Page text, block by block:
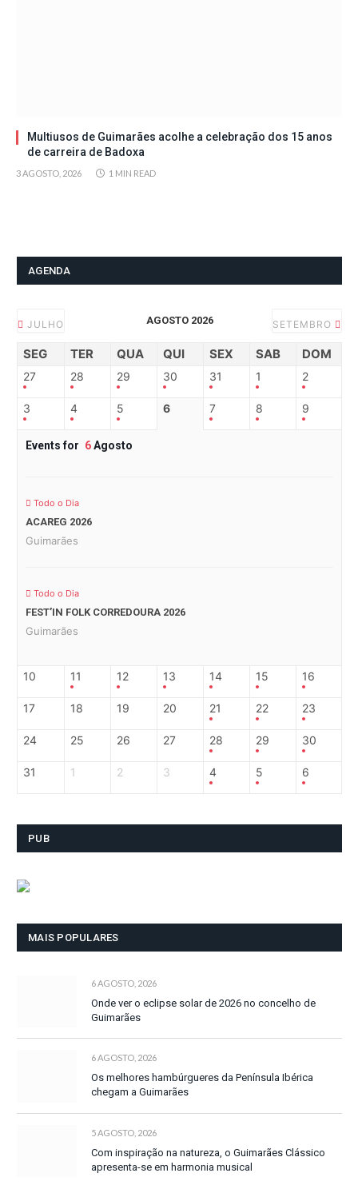
Multiusos de Guimarães acolhe a celebração dos 15 anos
de carreira de Badoxa
3 AGOSTO, 2026 1 MIN READ
AGENDA
JULHO AGOSTO 2026 SETEMBRO
SEG TER QUA QUI SEX SAB DOM
27 28 29 30 31 1 2
3 4 5 6 7 8 9
Events for 6Agosto
Todo o Dia
ACAREG 2026
Guimarães
Todo o Dia
FEST’IN FOLK CORREDOURA 2026
Guimarães
10 11 12 13 14 15 16
17 18 19 20 21 22 23
24 25 26 27 28 29 30
31 1 2 3 4 5 6
PUB
MAIS POPULARES
6 AGOSTO, 2026
Onde ver o eclipse solar de 2026 no concelho de
Guimarães
6 AGOSTO, 2026
Os melhores hambúrgueres da Península Ibérica
chegam a Guimarães
5 AGOSTO, 2026
Com inspiração na natureza, o Guimarães Clássico
apresenta-se em harmonia musical